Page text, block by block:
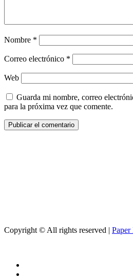
Nombre *
Correo electrónico *
Web
Guarda mi nombre, correo
para la próxima vez que comente.
Copyright © All rights reserved |